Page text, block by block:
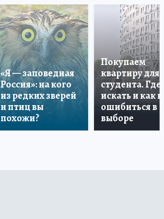
«Я — заповедная
Россия»: на кого
из редких зверей
и птиц вы
похожи?
Покупаем
квартиру для
студента. Где
искать и как не
ошибиться в
выборе